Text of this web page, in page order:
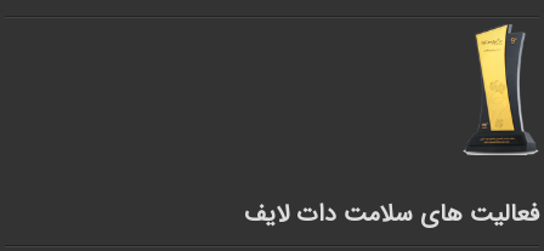
فعالیت های سلامت دات لایف